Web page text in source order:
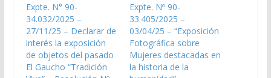
Expte. N° 90-
34.032/2025 –
27/11/25 – Declarar de
interés la exposición
de objetos del pasado
El Gaucho “Tradición
Expte. Nº 90-
33.405/2025 –
03/04/25 – “Exposición
Fotográfica sobre
Mujeres destacadas en
la historia de la